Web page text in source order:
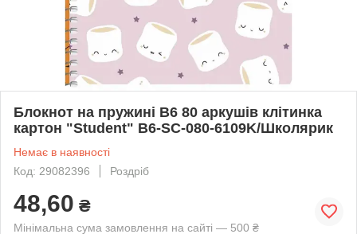
Блокнот на пружині B6 80 аркушів клітинка
картон "Student" B6-SC-080-6109K/Школярик
Немає в наявності
Код: 29082396
Роздріб
48,60 ₴
Мінімальна сума замовлення на сайті — 500 ₴